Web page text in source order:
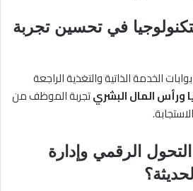
في تحسين تجربة
الخدمة الذاتية والتغذية الراجعة
ورأس المال البشريتجربة الموظف من
التحول الرقمي وإدارة